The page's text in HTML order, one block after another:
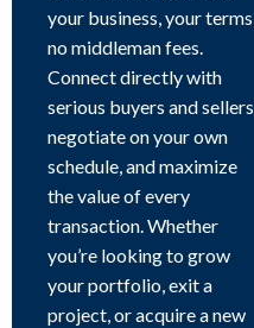
your business, your terms,
no middleman fees.
Connect directly with
serious buyers and sellers,
negotiate on your own
schedule, and maximize
the value of every
transaction. Whether
you’re looking to grow
your portfolio, exit a
project, or acquire a new